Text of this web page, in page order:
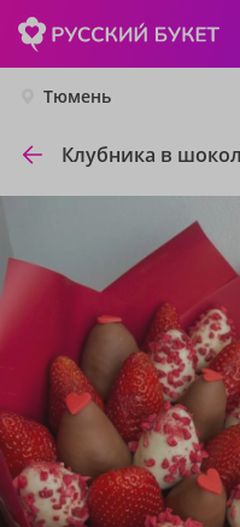
Тюмень
Клубника в